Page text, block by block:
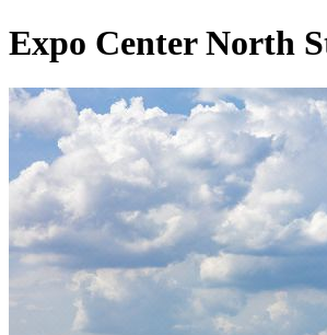
Expo Center North